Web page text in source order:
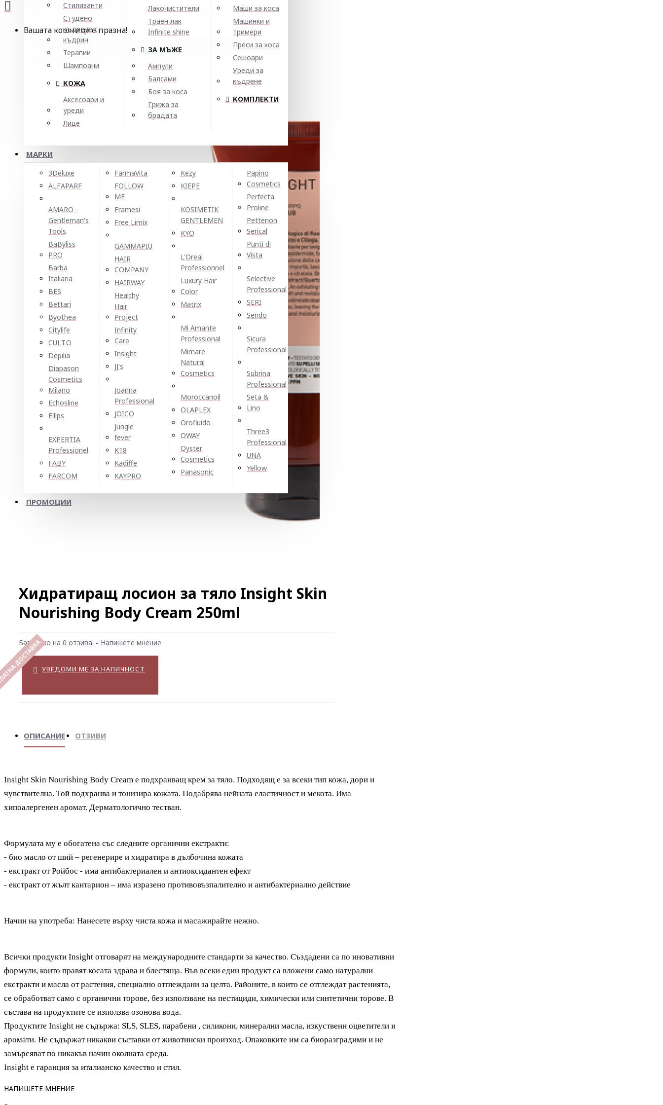
Стилизанти
Студено
къдрене с
къдрин
Терапии
Шампоани
КОЖА
Аксесоари и
уреди
Лице
Лакочистители
Траен лак
Infinite shine
ЗА МЪЖЕ
Ампули
Балсами
Боя за коса
Грижа за
брадата
Маши за коса
Машинки и
тримери
Преси за коса
Сешоари
Уреди за
къдрене
КОМПЛЕКТИ
МАРКИ
3Deluxe
ALFAPARF
AMARO -
Gentleman's
Tools
BaByliss
PRO
Barba
Italiana
BES
Bettari
Byothea
Citylife
CULT.O
Depilia
Diapason
Cosmetics
Milano
Echosline
Ellірѕ
EXPERTIA
Professionel
FABY
FARCOM
FarmaVita
FOLLOW
ME
Framesi
Free Limix
GAMMAPIU
HAIR
COMPANY
HAIRWAY
Healthy
Hair
Project
Infinity
Care
Insight
JJ's
Joanna
Professional
JOICO
Jungle
fever
K18
Kadiffe
KAYPRO
Kezy
KIEPE
KOSIMETIK
GENTLEMEN
KYO
L'Oreal
Professionnel
Luxury Hair
Color
Matrix
Mi Amante
Professional
Mimare
Natural
Cosmetics
Moroccanoil
OLAPLEX
Orofluido
OWAY
Oyster
Cosmetics
Panasonic
Papino
Cosmetics
Perfecta
Proline
Pettenon
Serical
Punti di
Vista
Selective
Professional
SERI
Sendo
Sicura
Professional
Subrina
Professional
Seta &
Lino
Three3
Professional
UNA
Yellow
ПРОМОЦИИ
Вашата кошница е празна!
ДОСТАВКА
Хидратиращ лосион за тяло Insight Skin
Nourishing Body Cream 250ml
Базирано на 0 отзива. - Напишете мнение
УВЕДОМИ МЕ ЗА НАЛИЧНОСТ
ОПИСАНИЕ ОТЗИВИ
Insight Skin Nourishing Body Cream е подхранващ крем за тяло. Подходящ е за всеки тип кожа, дори и
чувствителна. Той подхранва и тонизира кожата. Подабрява нейната еластичност и мекота. Има
хипоалергенен аромат. Дерматологично тестван.
Формулата му е обогатена със следните органични екстракти:
- био масло от ший – регенерире и хидратира в дълбочина кожата
- екстракт от Ройбос - има антибактериален и антиоксидантен ефект
- екстракт от жълт кантарион – има изразено противовъзпалително и антибактериално действие
Начин на употреба: Нанесете върху чиста кожа и масажирайте нежно.
Всички продукти Insight отговарят на международните стандарти за качество. Създадени са по иновативни
формули, които правят косата здрава и блестяща. Във всеки един продукт са вложени само натурални
екстракти и масла от растения, специално отглеждани за целта. Районите, в които се отглеждат растенията,
се обработват само с органични торове, без използване на пестициди, химически или синтетични торове. В
състава на продуктите се използва озонова вода.
Продуктите Insight не съдържа: SLS, SLES, парабени , силикони, минерални масла, изкуствени оцветители и
аромати. Не съдържат никакви съставки от животински произход. Опаковките им са биоразградими и не
замърсяват по никакъв начин околната среда.
Insight е гаранция за италианско качество и стил.
НАПИШЕТЕ МНЕНИЕ